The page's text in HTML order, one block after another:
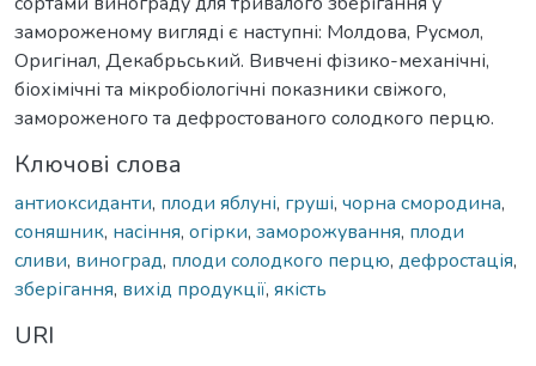
замороженому вигляді є наступні: Молдова, Русмол,
Оригінал, Декабрьський. Вивчені фізико-механічні,
біохімічні та мікробіологічні показники свіжого,
замороженого та дефростованого солодкого перцю.
Ключові слова
антиоксиданти, плоди яблуні, груші, чорна смородина,
соняшник, насіння, огірки, заморожування, плоди
сливи, виноград, плоди солодкого перцю, дефростація,
зберігання, вихід продукції, якість
URI